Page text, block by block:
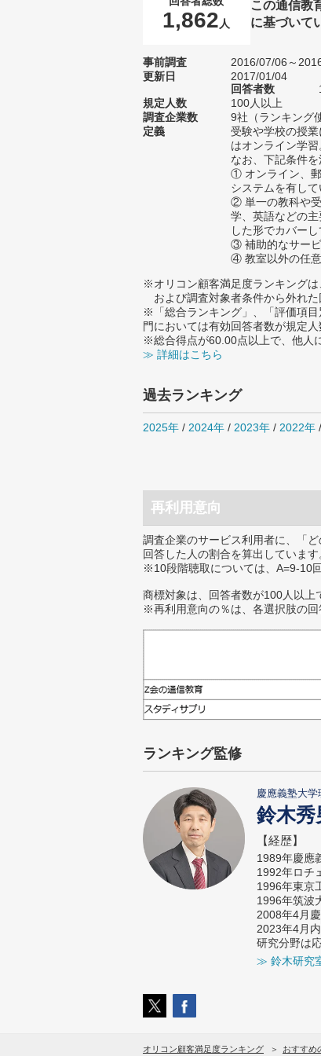
1,862 人
この通信教
に基づいて
事前調査
2016/07/06～
更新日
2017/01/04
回答者数
規定人数
100人以上
調査企業数
9社（ランキング
定義
受験や学校の授
はオンライン学習
なお、下記条件を
① オンライン、
システムを有して
② 単一の教科や
学、英語などの
した形でカバー
③ 補助的なサー
④ 教室以外の任
※オリコン顧客満足度ランキングは
および調査対象者条件から外れた
※「総合ランキング」、「評価項
門においては有効回答者数が規定
※総合得点が60.00点以上で、他人
≫ 詳細はこちら
過去ランキング
2025年 / 2024年 / 2023年 / 2022年 /
再利用意向
調査企業のサービス利用者に、「
回答した人の割合を算出しています
※10段階聴取については、A=9-10
商標対象は、回答者数が100人以上
※再利用意向の％は、各選択肢の回
ランキング監修
慶應義塾大学
鈴木秀
【経歴】
1989年慶應
1992年ロチ
1996年東京
1996年筑波
2008年4月
2023年4月
研究分野は
≫ 鈴木研究
オリコン顧客満足度ランキング おすすめ